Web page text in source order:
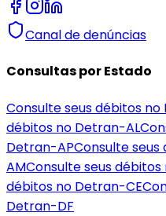
Canal de denúncias
Consultas por Estado
Consulte seus débitos
débitos no Detran-AL
Detran-APConsulte
AMConsulte seus
débitos no Detran-CE
Detran-DF